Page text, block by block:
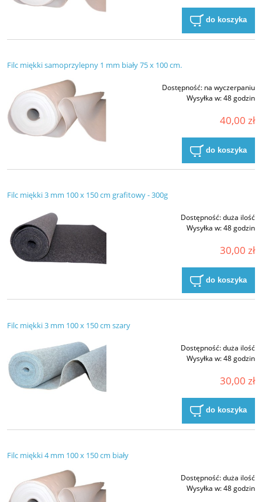
do koszyka
Filc miękki samoprzylepny 1 mm biały 75 x 100 cm.
Dostępność: na wyczerpaniu
Wysyłka w:48 godzin
40,00 zł
do koszyka
Filc miękki 3 mm 100 x 150 cm grafitowy - 300g
Dostępność:duża ilość
Wysyłka w:48 godzin
30,00 zł
do koszyka
Filc miękki 3 mm 100 x 150 cm szary
Dostępność:duża ilość
Wysyłka w:48 godzin
30,00 zł
do koszyka
Filc miękki 4 mm 100 x 150 cm biały
Dostępność:duża ilość
Wysyłka w:48 godzin